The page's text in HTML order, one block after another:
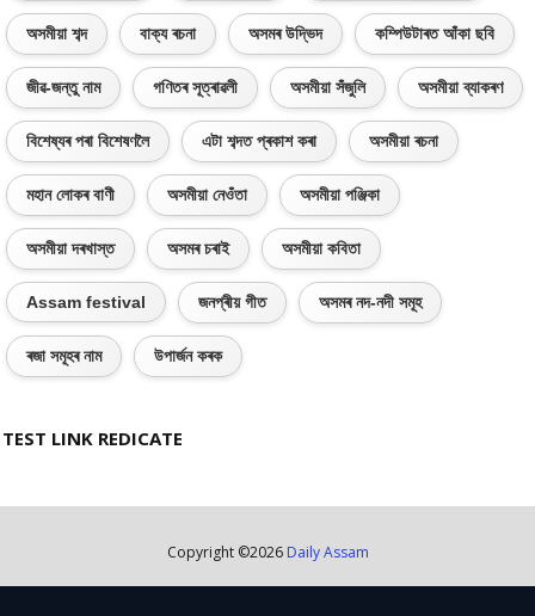
অসমীয়া শব্দ বাক্য ৰচনা অসমৰ উদ্ভিদ কম্পিউটাৰত আঁকা ছবি
জীৱ-জন্তু নাম গণিতৰ সূত্ৰাৱলী অসমীয়া সঁজুলি অসমীয়া ব্যাকৰণ
বিশেষ্যৰ পৰা বিশেষণলৈ এটা শব্দত প্ৰকাশ কৰা অসমীয়া ৰচনা
মহান লোকৰ বাণী অসমীয়া নেওঁতা অসমীয়া পঞ্জিকা
অসমীয়া দৰখাস্ত অসমৰ চৰাই অসমীয়া কবিতা
Assam festival জনপ্ৰীয় গীত অসমৰ নদ-নদী সমূহ
ৰজা সমূহৰ নাম উপাৰ্জন কৰক
TEST LINK REDICATE
Copyright ©2026 Daily Assam